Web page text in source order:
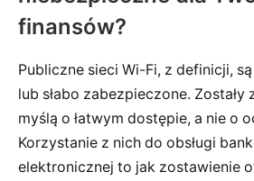
finansów?
Publiczne sieci Wi-Fi, z definicji,
lub słabo zabezpieczone.
myślą o łatwym dostępie, a nie o
Korzystanie z nich do obsługi
elektronicznej to jak zostawienie